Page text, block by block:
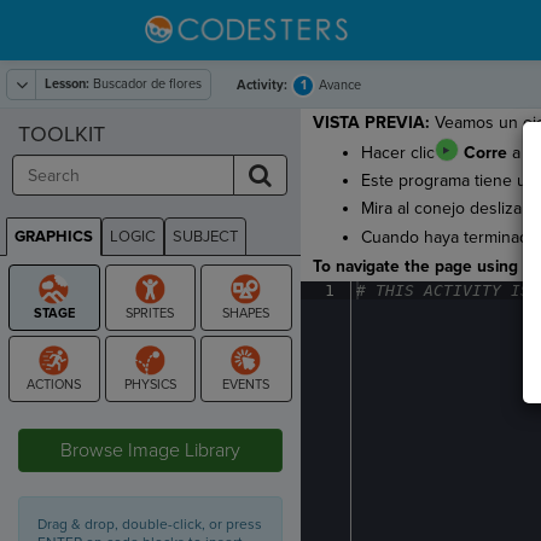
Lesson: Buscador de flores Activity: 1 Avance
VISTA PREVIA: Veamos un
Hacer clic
Correa
Este programa tiene un
Mira al conejo
Cuando haya
To navigate the page using
1 #· THIS ·ACTIVITY· IS
TOOLKIT
GRAPHICS LOGIC SUBJECT
GRAPHICS
Browse Image Library
Drag & drop, double-click, or press